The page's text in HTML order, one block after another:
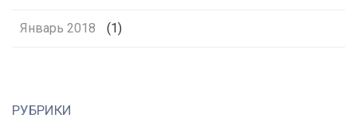
Январь 2018 (1)
РУБРИКИ